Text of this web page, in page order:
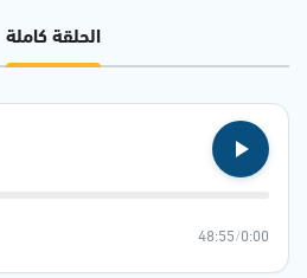
الحلقة كاملة
0:00
/
48:55